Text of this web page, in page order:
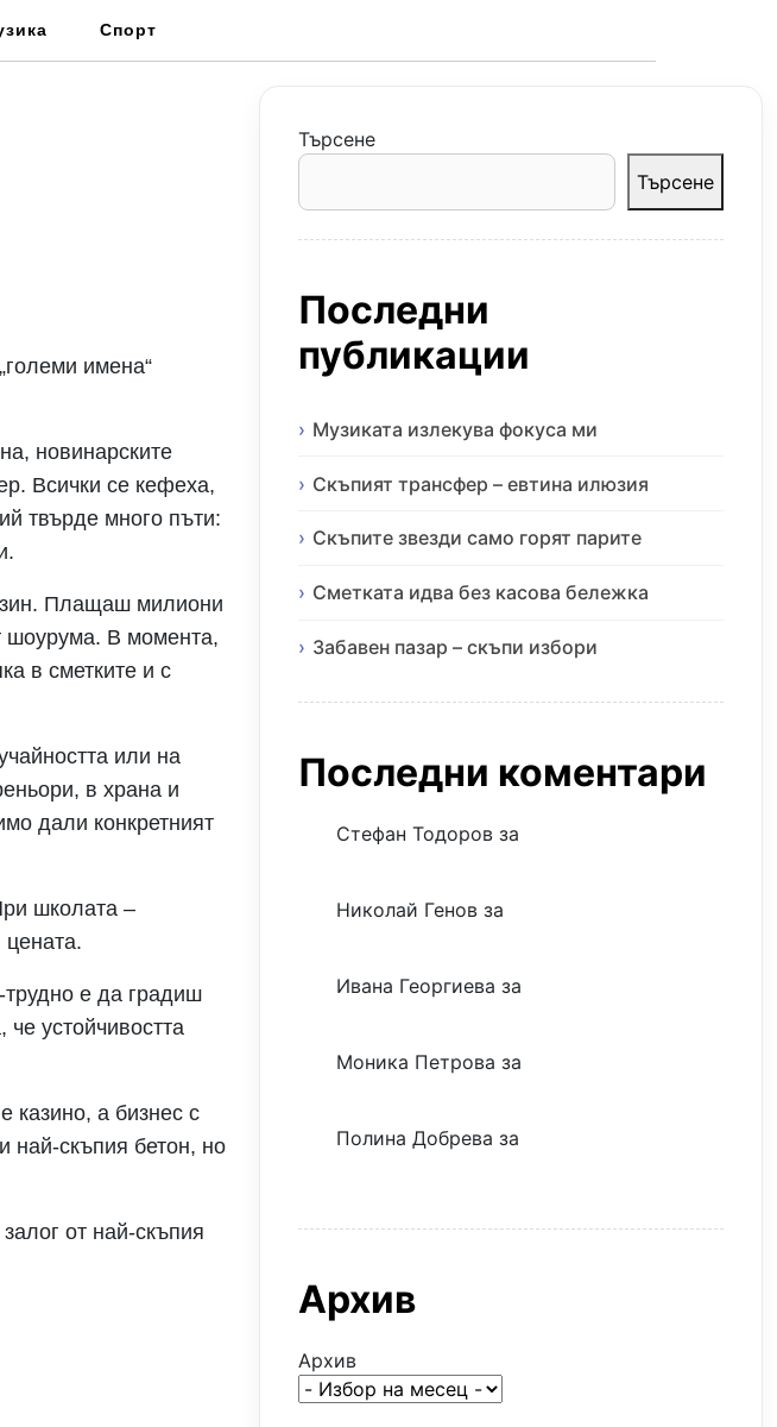
Спорт
имена“
новинарските
Всички се кефеха,
твърде много пъти:
Плащаш милиони
шоурума. В момента,
в сметките и с
или на
в храна и
дали конкретният
школата –
цената.
е да градиш
устойчивостта
казино, а бизнес с
най-скъпия бетон, но
от най-скъпия
Търсене
Търсене
Последни
публикации
Музиката излекува фокуса ми
Скъпият трансфер – евтина илюзия
Скъпите звезди само горят парите
Сметката идва без касова бележка
Забавен пазар – скъпи избори
Последни коментари
Стефан Тодоров за
Николай Генов за
Ивана Георгиева за
Моника Петрова за
Полина Добрева за
Архив
Архив